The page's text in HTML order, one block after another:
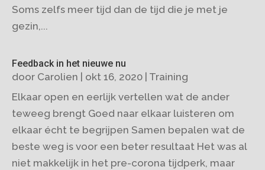
Soms zelfs meer tijd dan de tijd die je met je
gezin,...
Feedback in het nieuwe nu
door Carolien okt 16, 2020 Training
Elkaar open en eerlijk vertellen wat de ander
teweeg brengt Goed naar elkaar luisteren om
elkaar écht te begrijpen Samen bepalen wat de
beste weg is voor een beter resultaat Het was al
niet makkelijk in het pre-corona tijdperk, maar